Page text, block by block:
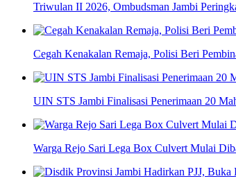
Triwulan II 2026, Ombudsman Jambi
Cegah Kenakalan Remaja, Polisi Beri
UIN STS Jambi Finalisasi Penerimaan 20
Warga Rejo Sari Lega Box Culvert Mulai